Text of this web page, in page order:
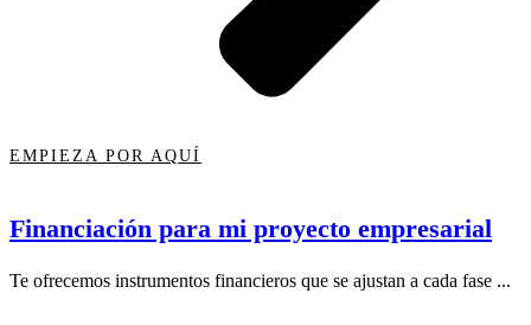
EMPIEZA POR AQUÍ
Financiación para mi proyecto empresarial
Te ofrecemos instrumentos financieros que se ajustan a cada fase ...